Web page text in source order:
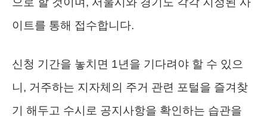
이트를 통해 접수합니다.
신청 기간을 놓치면 1년을 기다려야 할 수 있으
니, 거주하는 지자체의 주거 관련 포털을 즐겨찾
기 해두고 수시로 공지사항을 확인하는 습관을